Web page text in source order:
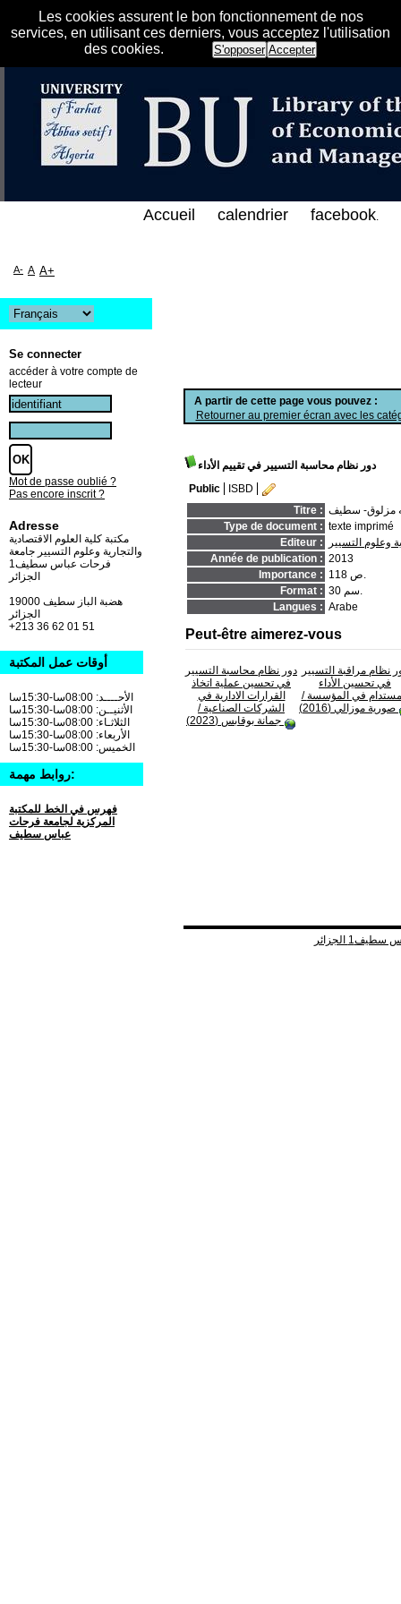
Les cookies assurent le bon fonctionnement de nos
services, en utilisant ces derniers, vous acceptez l'utilisation
des cookies.
S'opposer Accepter
على الخط المباشر لمكتبة كلية العلوم
A partir de cette page vous pouvez :
Retourner au premier écran avec les
دور نظام محاسبة التسيير في تقييم الأداء
Public
ISBD
Titre :
Type de document : texte imprimé
Editeur :
وعلوم التسيير
Année de publication : 2013
Importance :
118 ص.
Format :
30 سم.
Langues : Arabe
Peut-être aimerez-vous
دور نظام محاسبة التسيير
في تحسين عملية اتخاذ
القرارات الادارية في
الشركات الصناعية/
جمانة بوقابس (2023)
نظام مراقبة التسيير
في تحسين الأداء
في المؤسسة/
صورية موزالي (2016)
Accueil calendrier facebook.
A- A A+
Se connecter
accéder à votre compte de
lecteur
Mot de passe oublié ?
Pas encore inscrit ?
Adresse
مكتبة كلية العلوم الاقتصادية
والتجارية وعلوم التسيير جامعة
فرحات عباس سطيف1
الجزائر
19000 هضبة الباز سطيف
+213 36 62 01 51
أوقات عمل المكتبة
الأحــــد: 08:00سا-15:30سا
الأثنيــن: 08:00سا-15:30سا
الثلاثـاء: 08:00سا-15:30سا
الأربعاء: 08:00سا-15:30سا
الخميس: 08:00سا-15:30سا
روابط مهمة:
فهرس في الخط للمكتبة
المركزية لجامعة فرحات
عباس سطيف